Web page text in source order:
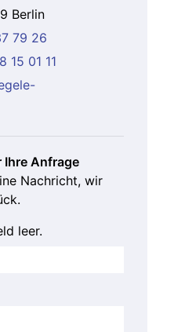
Berlin
79 26
15 01 11
Anfrage
Nachricht, wir
leer.